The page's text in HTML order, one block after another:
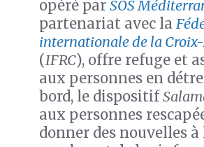
opéré par SOS
partenariat avec la
internationale de la
(IFRC), offre refuge et
aux personnes en
bord, le dispositif
aux personnes
donner des nouvelles à